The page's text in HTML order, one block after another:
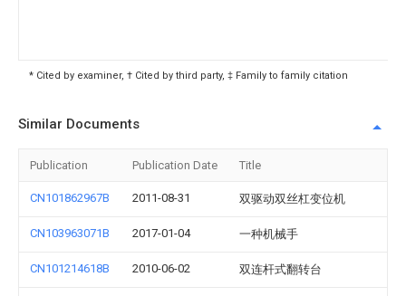
* Cited by examiner, † Cited by third party, ‡ Family to family citation
Similar Documents
Publication Publication Date Title
CN101862967B 2011-08-31 双驱动双丝杠变位机
CN103963071B 2017-01-04 一种机械手
CN101214618B 2010-06-02 双连杆式翻转台